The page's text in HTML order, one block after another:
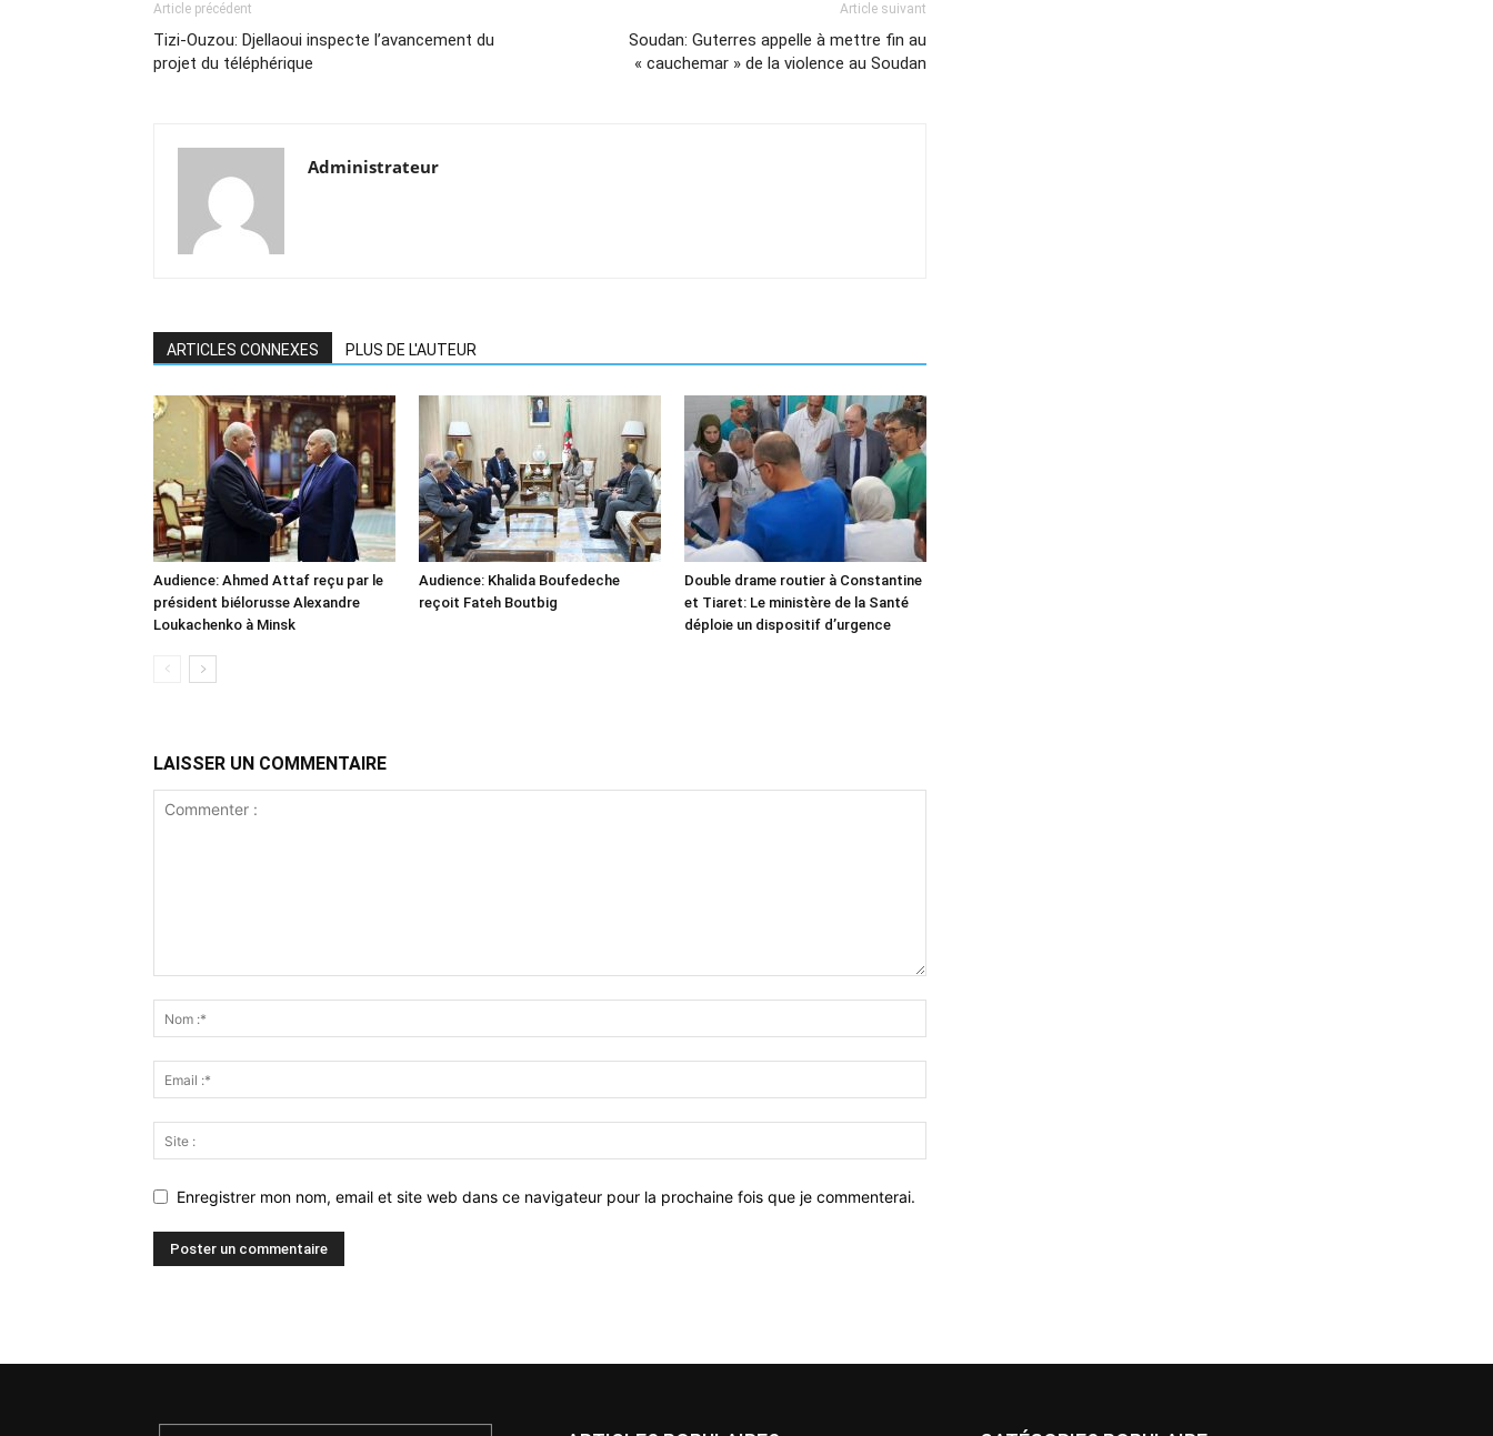
Article précédent
Tizi-Ouzou: Djellaoui inspecte l’avancement du
projet du téléphérique
Article suivant
Soudan: Guterres appelle à mettre fin au
« cauchemar » de la violence au Soudan
Administrateur
ARTICLES CONNEXES PLUS DE L'AUTEUR
Audience: Ahmed Attaf reçu par le
président biélorusse Alexandre
Loukachenko à Minsk
Audience: Khalida Boufedeche
reçoit Fateh Boutbig
Double drame routier à Constantine
et Tiaret: Le ministère de la Santé
déploie un dispositif d’urgence
LAISSER UN COMMENTAIRE
Enregistrer mon nom, email et site web dans ce navigateur pour la prochaine fois que je commenterai.